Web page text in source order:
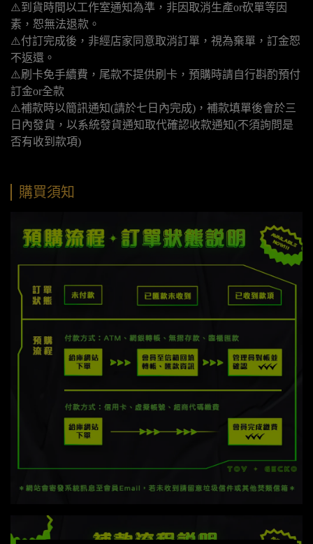
⚠️到貨時間以工作室通知為準，非因取消生產or砍單等因
素，恕無法退款。
⚠️付訂完成後，非經店家同意取消訂單，視為棄單，訂金恕
不返還。
⚠️刷卡免手續費，尾款不提供刷卡，預購時請自行斟酌預付
訂金or全款
⚠️補款時以簡訊通知(請於七日內完成)，補款填單後會於三
日內發貨，以系統發貨通知取代確認收款通知(不須詢問是
否有收到款項)
購買須知